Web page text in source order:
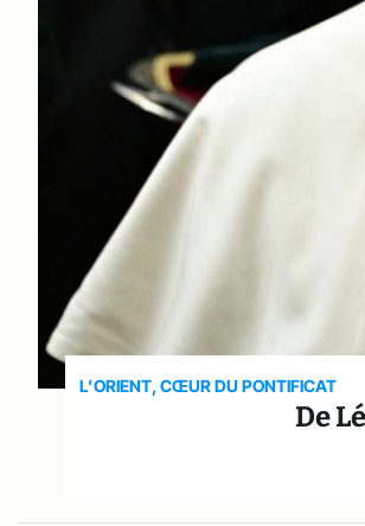
L’ORIENT, CŒUR DU PONTIFICAT
De